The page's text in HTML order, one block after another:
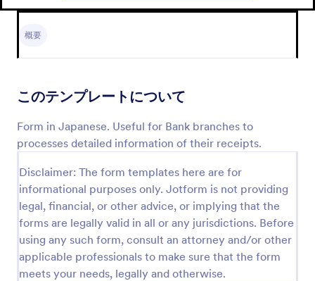
概要
このテンプレートについて
Form in Japanese. Useful for Bank branches to
processes detailed information of their receipts.
Disclaimer: The form templates here are for
informational purposes only. Jotform is not providing
legal, financial, or other advice, or implying that the
forms are legally valid in all or any jurisdictions. Before
using any such form, consult an attorney and/or other
applicable professionals to make sure that the form
meets your needs, legally and otherwise.
プレビュー